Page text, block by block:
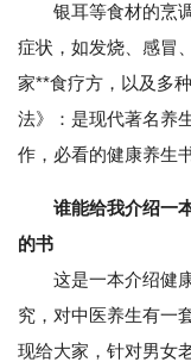
银耳等食材的烹调
症状，如发烧、感冒
家**食疗方，以及多
法》：是现代著名养
作，必看的健康养生
谁能给我介绍一
的书
这是一本介绍健康
究，对中医养生有一
现给大家，针对男女